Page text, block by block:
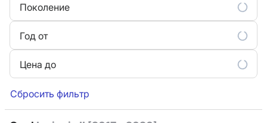
Поколение
Год от
Цена до
Сбросить фильтр